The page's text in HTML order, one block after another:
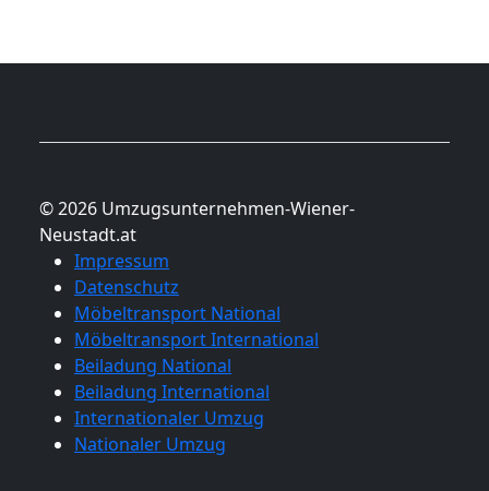
© 2026 Umzugsunternehmen-Wiener-
Neustadt.at
Impressum
Datenschutz
Möbeltransport National
Möbeltransport International
Beiladung National
Beiladung International
Internationaler Umzug
Nationaler Umzug